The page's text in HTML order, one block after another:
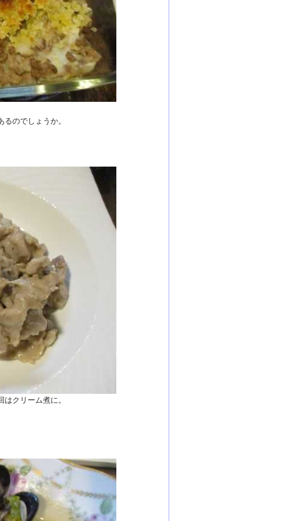
のでしょうか。
クリーム煮に。